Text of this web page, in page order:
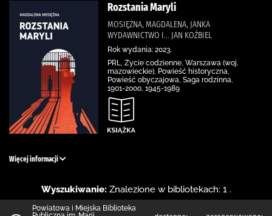
Rozstania Maryli
MOSIĘŻNA, MAGDALENA, JANKA
WYDAWNICTWO I... JAN KOŹBIEL
Rok wydania: 2023.
PRL, Życie codzienne, Warszawa (woj.
mazowieckie), Powieść historyczna,
Powieść obyczajowa, Saga rodzinna,
1901-2000, 1945-1989
Więcej informacji
Wyszukiwanie: Znalezione w bibliotekach: 1 .
Powiatowa i Miejska Biblioteka